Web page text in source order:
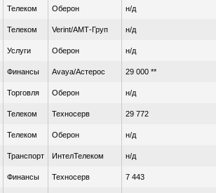
Телеком Оберон н/д
Телеком Verint/АМТ-Груп н/д
Услуги Оберон н/д
Финансы Avaya/Астерос 29 000 **
Торговля Оберон н/д
Телеком Техносерв 29 772
Телеком Оберон н/д
Транспорт ИнтелТелеком н/д
Финансы Техносерв 7 443